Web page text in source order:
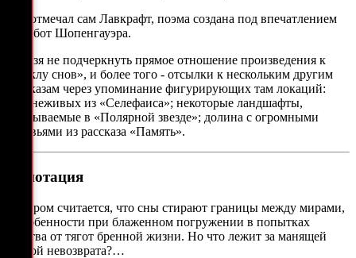
Как отмечал сам Лавкрафт, поэма создана под впечатлением
от работ Шопенгауэра.
Нельзя не подчеркнуть прямое отношение произведения к
«Циклу снов», и более того - отсылки к нескольким другим
рассказам через упоминание фигурирующих там локаций:
мир неживых из «Селефаиса»; некоторые ландшафты,
описываемые в «Полярной звезде»; долина с огромными
деревьями из рассказа «Память».
Аннотация
Недаром считается, что сны стирают границы между мирами,
в особенности при блаженном погружении в попытках
бегства от тягот бренной жизни. Но что лежит за манящей
точкой невозврата?…